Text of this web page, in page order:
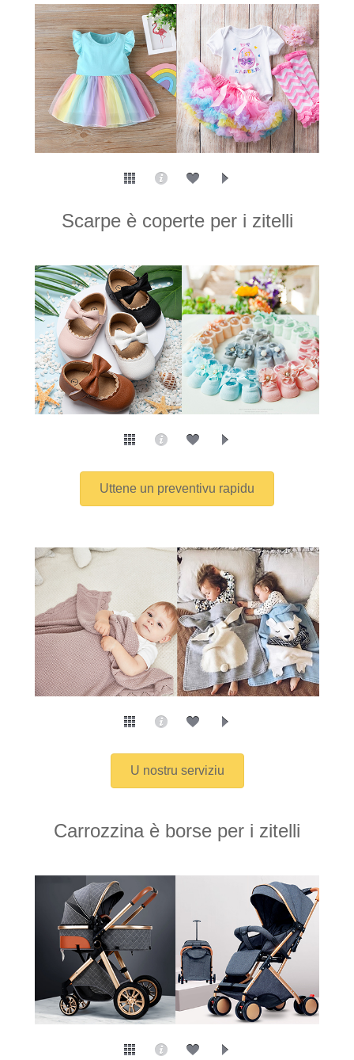
Scarpe è coperte per i zitelli
Uttene un preventivu rapidu
U nostru serviziu
Carrozzina è borse per i zitelli